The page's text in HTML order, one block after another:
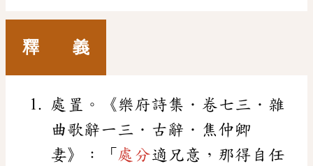
釋 義
處置。《樂府詩集．卷七三．雜
曲歌辭一三．古辭．焦仲卿
妻》：「 處分適兄意，那得自任